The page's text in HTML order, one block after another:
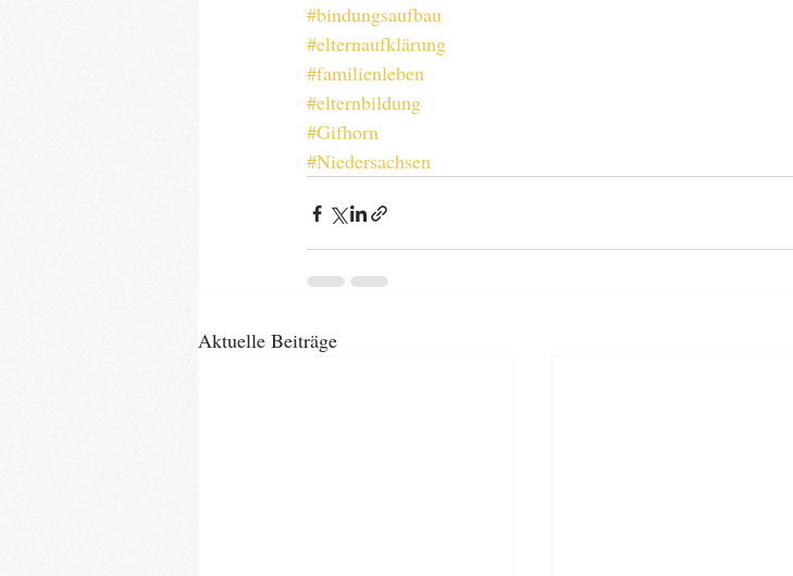
#bindungsaufbau
#elternaufklärung
#familienleben
#elternbildung
#Gifhorn
#Niedersachsen
Aktuelle Beiträge